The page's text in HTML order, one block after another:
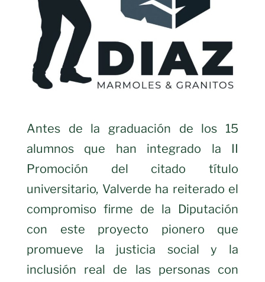
Antes de la graduación de los 15
alumnos que han integrado la II
Promoción del citado título
universitario, Valverde ha reiterado el
compromiso firme de la Diputación
con este proyecto pionero que
promueve la justicia social y la
inclusión real de las personas con